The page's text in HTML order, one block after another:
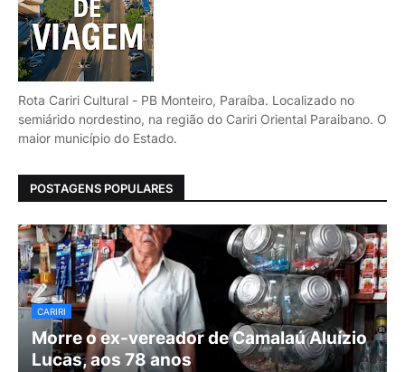
Rota Cariri Cultural - PB Monteiro, Paraíba. Localizado no
semiárido nordestino, na região do Cariri Oriental Paraibano. O
maior município do Estado.
POSTAGENS POPULARES
CARIRI
Morre o ex-vereador de Camalaú Aluízio
Lucas, aos 78 anos